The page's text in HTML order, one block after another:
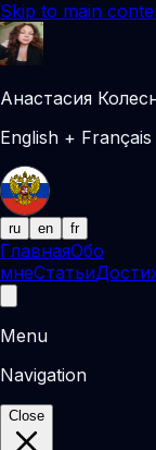
Skip to main
Анастасия
English + Français
ru en fr
ГлавнаяОбо
мнеСтатьи
Menu
Navigation
Close